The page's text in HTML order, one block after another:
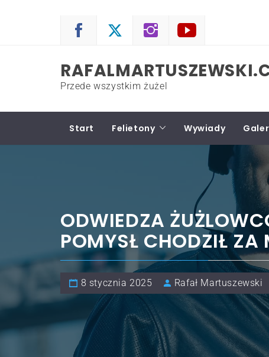
Przede wszystkim żużel
Start Felietony Wywiady
ODWIEDZA
POMYSŁ CHODZIŁ ZA
8 stycznia 2025 Rafał Martuszewski